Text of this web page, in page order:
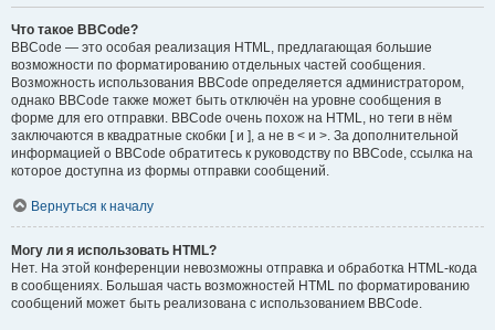
Что такое BBCode?
BBCode — это особая реализация HTML, предлагающая большие
возможности по форматированию отдельных частей сообщения.
Возможность использования BBCode определяется администратором,
однако BBCode также может быть отключён на уровне сообщения в
форме для его отправки. BBCode очень похож на HTML, но теги в нём
заключаются в квадратные скобки [ и ], а не в < и >. За дополнительной
информацией о BBCode обратитесь к руководству по BBCode, ссылка на
которое доступна из формы отправки сообщений.
Вернуться к началу
Могу ли я использовать HTML?
Нет. На этой конференции невозможны отправка и обработка HTML-кода
в сообщениях. Большая часть возможностей HTML по форматированию
сообщений может быть реализована с использованием BBCode.